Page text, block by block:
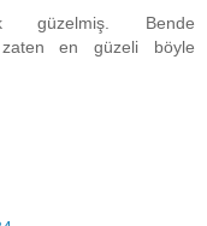
Bende
zaten en güzeli böyle